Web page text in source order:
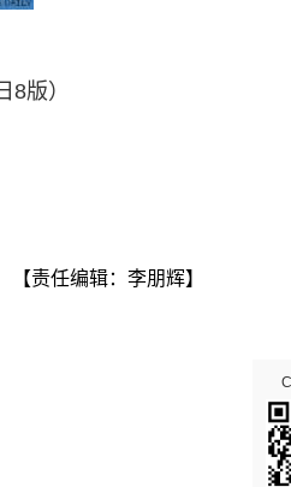
版）
【责任编辑：李朋辉】